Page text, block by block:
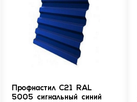
Профнастил С21 RAL
5005 сигнальный синий